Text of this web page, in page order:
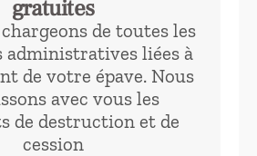
gratuites
de toutes les
administratives liées à
de votre épave. Nous
avec vous les
de destruction et de
cession